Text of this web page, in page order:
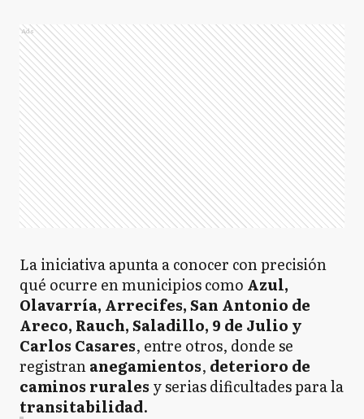
Ads
La iniciativa apunta a conocer con precisión
qué ocurre en municipios como Azul,
Olavarría, Arrecifes, San Antonio de
Areco, Rauch, Saladillo, 9 de Julio y
Carlos Casares, entre otros, donde se
registrananegamientos, deterioro de
caminos rurales y serias dificultades para la
transitabilidad.